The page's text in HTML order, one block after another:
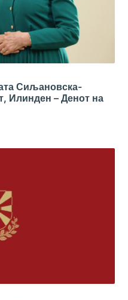
Сиљановска-
Илинден – Денот на